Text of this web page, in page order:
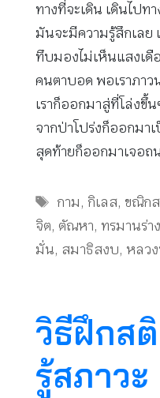
ทางที่จะเดิน เดินไปท
มันจะมีความรู้สึกเลย
ทึบมองไม่เห็นแสงเดื
คนตาบอด พอเราภาว
เราก็ออกมาสู่ที่โล่งขึ้
จากป่าโปร่งก็ออกมา
สุดท้ายก็ออกมาเจอถ
Tags
กาม, กิเลส, ขณิก
จิต, ตัณหา, ทรมานร่า
มั่น, สมาธิสงบ, หลว
วิธีฝึกส
รู้สภาวะ